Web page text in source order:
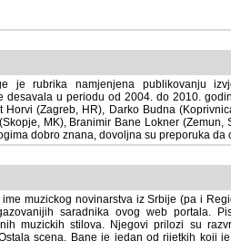
je rubrika namjenjena publikovanju
desavala u periodu od 2004. do 2010.
Horvi (Zagreb, HR), Darko Budna
MK), Branimir Bane Lokner (Zemun,
dobro znana, dovoljna su preporuka da
muzickog novinarstva iz Srbije (pa i
saradnika ovog web portala. Pisao je
stilova. Njegovi prilozi su razvrstani
Bane je jedan od rijetkih koji je na ovom